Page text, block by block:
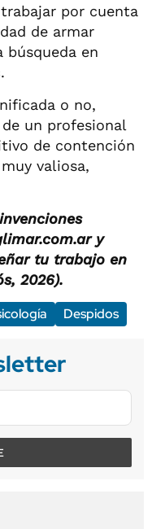
por cuenta
de armar
búsqueda en
o no,
un profesional
de contención
valiosa,
y
tu trabajo en
2026).
Despidos